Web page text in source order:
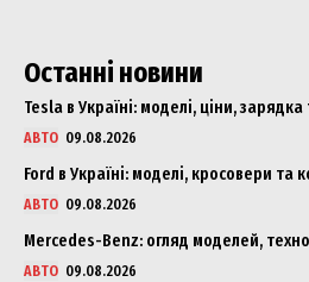
Останні новини
Tesla в Україні: моделі, ціни,
АВТО 09.08.2026
Ford в Україні: моделі, кросовери та
АВТО 09.08.2026
Mercedes-Benz: огляд моделей,
АВТО 09.08.2026